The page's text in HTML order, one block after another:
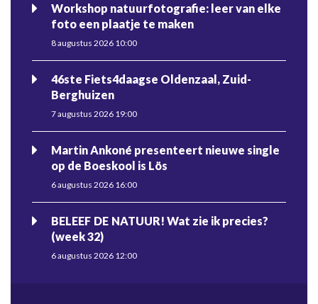
Workshop natuurfotografie: leer van elke
foto een plaatje te maken
8 augustus 2026 10:00
46ste Fiets4daagse Oldenzaal, Zuid-
Berghuizen
7 augustus 2026 19:00
Martin Ankoné presenteert nieuwe single
op de Boeskool is Lös
6 augustus 2026 16:00
BELEEF DE NATUUR! Wat zie ik precies?
(week 32)
6 augustus 2026 12:00